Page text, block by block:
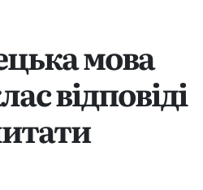
мова
відповіді